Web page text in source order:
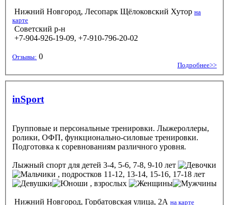
Нижний Новгород, Лесопарк Щёлоковский Хутор на
карте
Советский р-н
+7-904-926-19-09, +7-910-796-20-02
Отзывы: 0
Подробнее>>
inSport
Групповые и персональные тренировки. Лыжероллеры,
ролики, ОФП, функционально-силовые тренировки.
Подготовка к соревнованиям различного уровня.
Лыжный спорт для детей 3-4, 5-6, 7-8, 9-10 лет
, подростков 11-12, 13-14, 15-16, 17-18 лет
, взрослых
Нижний Новгород, Горбатовская улица, 2А на карте